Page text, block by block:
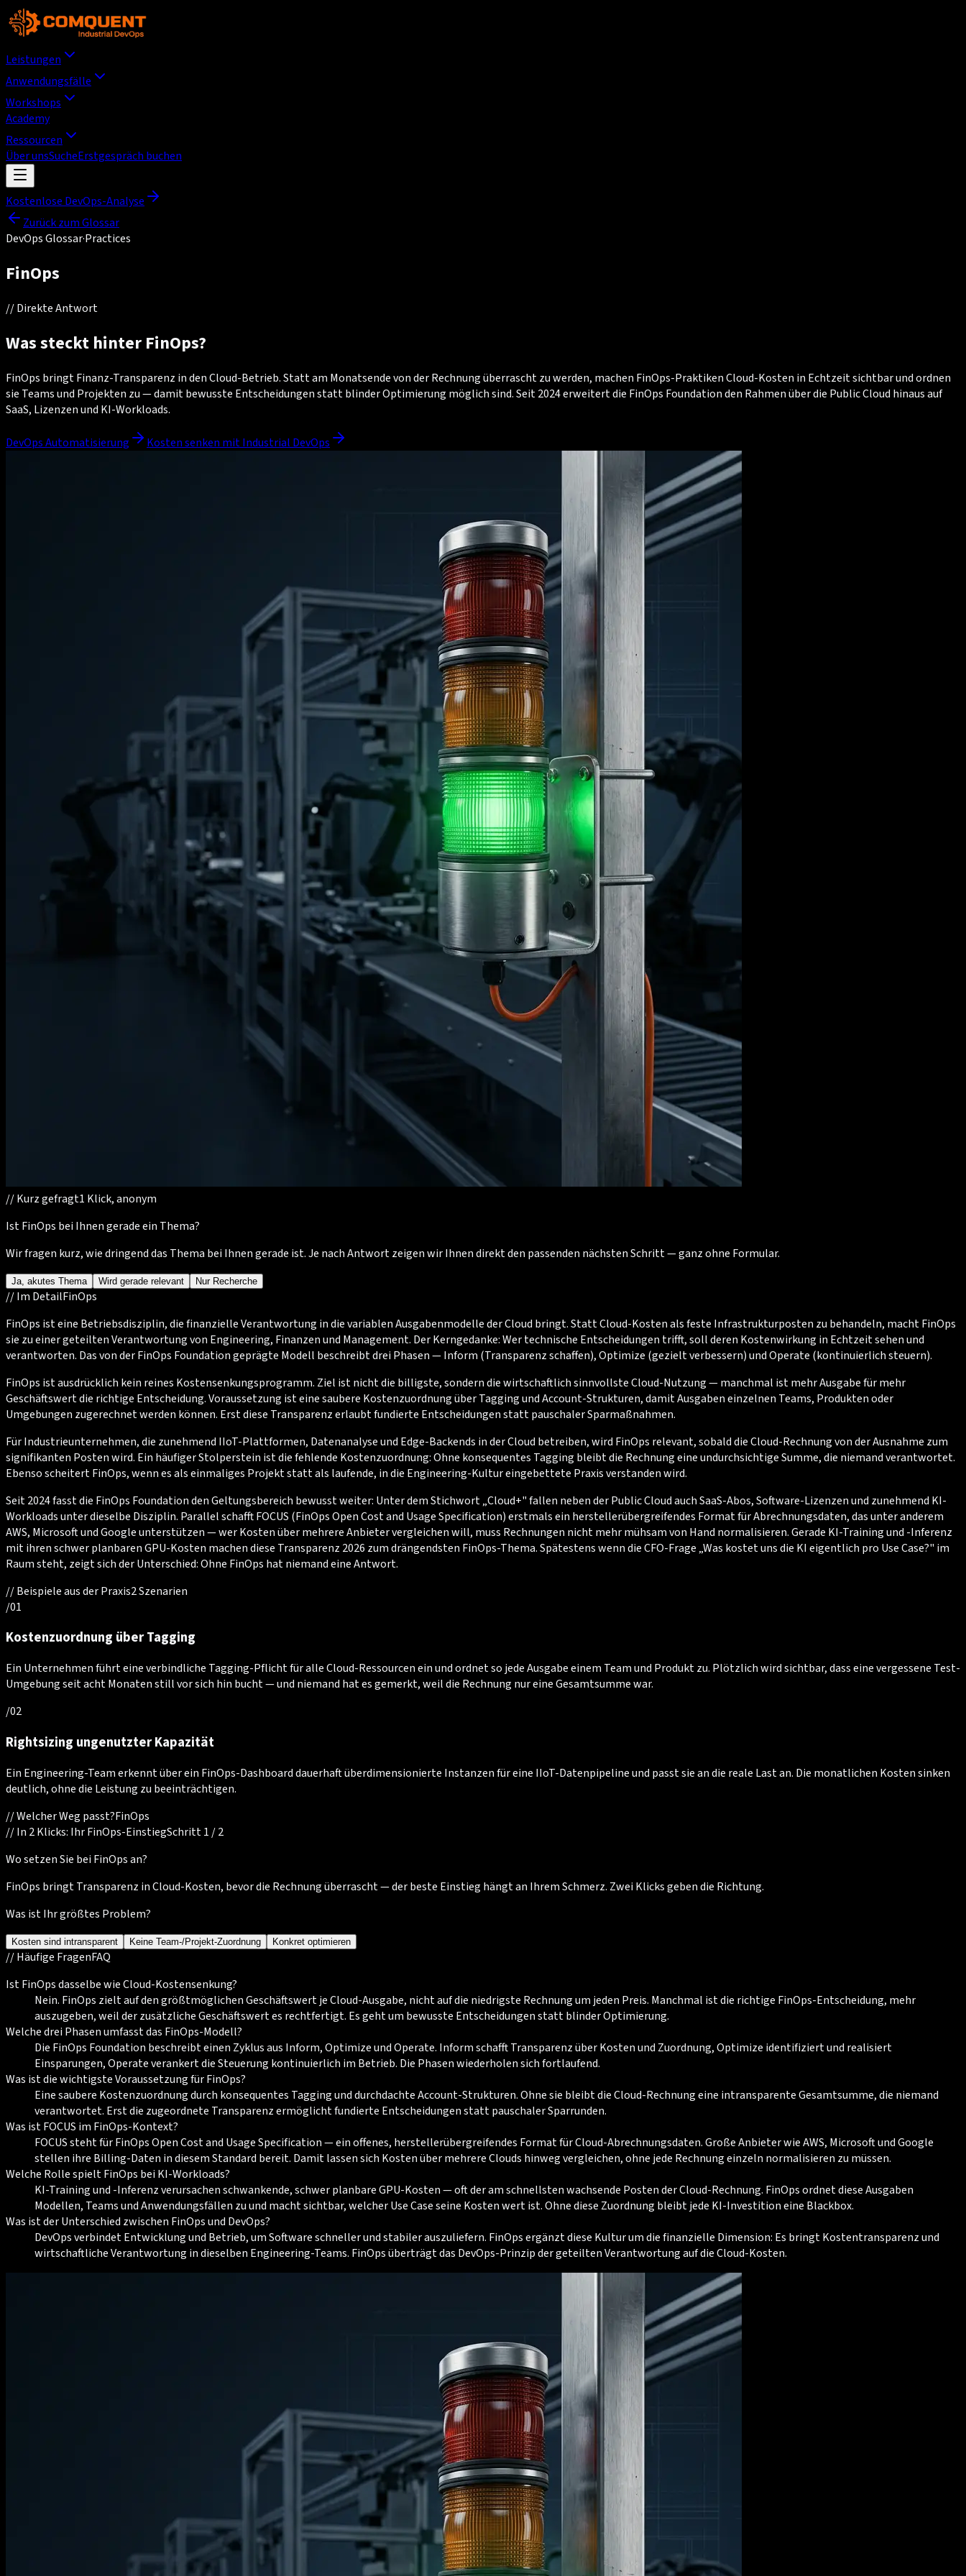
Leistungen
Anwendungsfälle
Workshops
Academy
Ressourcen
Über unsSucheErstgespräch buchen
Kostenlose DevOps-Analyse
Zurück zum Glossar
DevOps Glossar·Practices
FinOps
//Direkte Antwort
Was steckt hinter FinOps?
FinOps bringt Finanz-Transparenz in den Cloud-Betrieb. Statt am Monatsende von der Rechnung überrascht zu werden, machen FinOps-Praktiken Cloud-Kosten in Echtzeit sichtbar und ordnen
sie Teams und Projekten zu — damit bewusste Entscheidungen statt blinder Optimierung möglich sind. Seit 2024 erweitert die FinOps Foundation den Rahmen über die Public Cloud hinaus auf
SaaS, Lizenzen und KI-Workloads.
DevOps Automatisierung Kosten senken mit Industrial DevOps
//Kurz gefragt1 Klick, anonym
Ist FinOps bei Ihnen gerade ein Thema?
Wir fragen kurz, wie dringend das Thema bei Ihnen gerade ist. Je nach Antwort zeigen wir Ihnen direkt den passenden nächsten Schritt — ganz ohne Formular.
Ja, akutes Thema Wird gerade relevant Nur Recherche
//Im DetailFinOps
FinOps ist eine Betriebsdisziplin, die finanzielle Verantwortung in die variablen Ausgabenmodelle der Cloud bringt. Statt Cloud-Kosten als feste Infrastrukturposten zu behandeln, macht FinOps
sie zu einer geteilten Verantwortung von Engineering, Finanzen und Management. Der Kerngedanke: Wer technische Entscheidungen trifft, soll deren Kostenwirkung in Echtzeit sehen und
verantworten. Das von der FinOps Foundation geprägte Modell beschreibt drei Phasen — Inform (Transparenz schaffen), Optimize (gezielt verbessern) und Operate (kontinuierlich steuern).
FinOps ist ausdrücklich kein reines Kostensenkungsprogramm. Ziel ist nicht die billigste, sondern die wirtschaftlich sinnvollste Cloud-Nutzung — manchmal ist mehr Ausgabe für mehr
Geschäftswert die richtige Entscheidung. Voraussetzung ist eine saubere Kostenzuordnung über Tagging und Account-Strukturen, damit Ausgaben einzelnen Teams, Produkten oder
Umgebungen zugerechnet werden können. Erst diese Transparenz erlaubt fundierte Entscheidungen statt pauschaler Sparmaßnahmen.
Für Industrieunternehmen, die zunehmend IIoT-Plattformen, Datenanalyse und Edge-Backends in der Cloud betreiben, wird FinOps relevant, sobald die Cloud-Rechnung von der Ausnahme zum
signifikanten Posten wird. Ein häufiger Stolperstein ist die fehlende Kostenzuordnung: Ohne konsequentes Tagging bleibt die Rechnung eine undurchsichtige Summe, die niemand verantwortet.
Ebenso scheitert FinOps, wenn es als einmaliges Projekt statt als laufende, in die Engineering-Kultur eingebettete Praxis verstanden wird.
Seit 2024 fasst die FinOps Foundation den Geltungsbereich bewusst weiter: Unter dem Stichwort „Cloud+" fallen neben der Public Cloud auch SaaS-Abos, Software-Lizenzen und zunehmend KI-
Workloads unter dieselbe Disziplin. Parallel schafft FOCUS (FinOps Open Cost and Usage Specification) erstmals ein herstellerübergreifendes Format für Abrechnungsdaten, das unter anderem
AWS, Microsoft und Google unterstützen — wer Kosten über mehrere Anbieter vergleichen will, muss Rechnungen nicht mehr mühsam von Hand normalisieren. Gerade KI-Training und -Inferenz
mit ihren schwer planbaren GPU-Kosten machen diese Transparenz 2026 zum drängendsten FinOps-Thema. Spätestens wenn die CFO-Frage „Was kostet uns die KI eigentlich pro Use Case?" im
Raum steht, zeigt sich der Unterschied: Ohne FinOps hat niemand eine Antwort.
//Beispiele aus der Praxis2Szenarien
/01
Kostenzuordnung über Tagging
Ein Unternehmen führt eine verbindliche Tagging-Pflicht für alle Cloud-Ressourcen ein und ordnet so jede Ausgabe einem Team und Produkt zu. Plötzlich wird sichtbar, dass eine vergessene Test-
Umgebung seit acht Monaten still vor sich hin bucht — und niemand hat es gemerkt, weil die Rechnung nur eine Gesamtsumme war.
/02
Rightsizing ungenutzter Kapazität
Ein Engineering-Team erkennt über ein FinOps-Dashboard dauerhaft überdimensionierte Instanzen für eine IIoT-Datenpipeline und passt sie an die reale Last an. Die monatlichen Kosten sinken
deutlich, ohne die Leistung zu beeinträchtigen.
//Welcher Weg passt?FinOps
//In 2 Klicks: Ihr FinOps-EinstiegSchritt 1 / 2
Wo setzen Sie bei FinOps an?
FinOps bringt Transparenz in Cloud-Kosten, bevor die Rechnung überrascht — der beste Einstieg hängt an Ihrem Schmerz. Zwei Klicks geben die Richtung.
Was ist Ihr größtes Problem?
Kosten sind intransparent Keine Team-/Projekt-Zuordnung Konkret optimieren
//Häufige FragenFAQ
Ist FinOps dasselbe wie Cloud-Kostensenkung?
Nein. FinOps zielt auf den größtmöglichen Geschäftswert je Cloud-Ausgabe, nicht auf die niedrigste Rechnung um jeden Preis. Manchmal ist die richtige FinOps-Entscheidung, mehr
auszugeben, weil der zusätzliche Geschäftswert es rechtfertigt. Es geht um bewusste Entscheidungen statt blinder Optimierung.
Welche drei Phasen umfasst das FinOps-Modell?
Die FinOps Foundation beschreibt einen Zyklus aus Inform, Optimize und Operate. Inform schafft Transparenz über Kosten und Zuordnung, Optimize identifiziert und realisiert
Einsparungen, Operate verankert die Steuerung kontinuierlich im Betrieb. Die Phasen wiederholen sich fortlaufend.
Was ist die wichtigste Voraussetzung für FinOps?
Eine saubere Kostenzuordnung durch konsequentes Tagging und durchdachte Account-Strukturen. Ohne sie bleibt die Cloud-Rechnung eine intransparente Gesamtsumme, die niemand
verantwortet. Erst die zugeordnete Transparenz ermöglicht fundierte Entscheidungen statt pauschaler Sparrunden.
Was ist FOCUS im FinOps-Kontext?
FOCUS steht für FinOps Open Cost and Usage Specification — ein offenes, herstellerübergreifendes Format für Cloud-Abrechnungsdaten. Große Anbieter wie AWS, Microsoft und Google
stellen ihre Billing-Daten in diesem Standard bereit. Damit lassen sich Kosten über mehrere Clouds hinweg vergleichen, ohne jede Rechnung einzeln normalisieren zu müssen.
Welche Rolle spielt FinOps bei KI-Workloads?
KI-Training und -Inferenz verursachen schwankende, schwer planbare GPU-Kosten — oft der am schnellsten wachsende Posten der Cloud-Rechnung. FinOps ordnet diese Ausgaben
Modellen, Teams und Anwendungsfällen zu und macht sichtbar, welcher Use Case seine Kosten wert ist. Ohne diese Zuordnung bleibt jede KI-Investition eine Blackbox.
Was ist der Unterschied zwischen FinOps und DevOps?
DevOps verbindet Entwicklung und Betrieb, um Software schneller und stabiler auszuliefern. FinOps ergänzt diese Kultur um die finanzielle Dimension: Es bringt Kostentransparenz und
wirtschaftliche Verantwortung in dieselben Engineering-Teams. FinOps überträgt das DevOps-Prinzip der geteilten Verantwortung auf die Cloud-Kosten.